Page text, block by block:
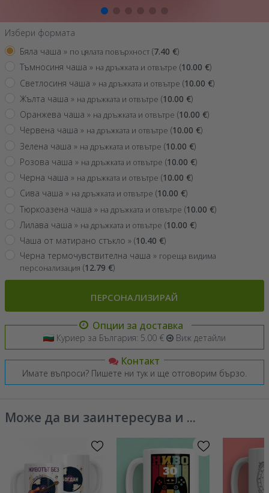
Избери формата
Бяла чаша » по цялата повърхност (7.40 €)
Тъмносиня чаша » на дръжката и отвътре (10.00 €)
Светлосиня чаша » на дръжката и отвътре (10.00 €)
Жълта чаша » на дръжката и отвътре (10.00 €)
Оранжева чаша » на дръжката и отвътре (10.00 €)
Червена чаша » на дръжката и отвътре (10.00 €)
Зелена чаша » на дръжката и отвътре (10.00 €)
Розова чаша » на дръжката и отвътре (10.00 €)
Черна чаша » на дръжката и отвътре (10.00 €)
Сива чаша » на дръжката и отвътре (10.00 €)
Тюркоазена чаша » на дръжката и отвътре (10.00 €)
Лилава чаша » на дръжката и отвътре (10.00 €)
Чаша от матирано стъкло » (10.40 €)
Черна термочувствителна чаша » гореща видима
персонализация (12.79 €)
ПЕРСОНАЛИЗИРАЙ
Опции за доставка
Куриер за България: 5.00 € Виж детайли
Контакт
Имате въпроси? Пишете ни тук и ще отговорим бързо.
Може да ви заинтересува и ...